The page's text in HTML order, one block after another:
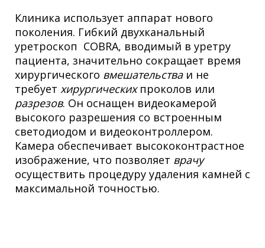
Клиника использует аппарат нового
поколения. Гибкий двухканальный
уретроскоп COBRA, вводимый в уретру
пациента, значительно сокращает время
хирургического вмешательстваи не
требует хирургических проколов или
разрезов. Он оснащен видеокамерой
высокого разрешения со встроенным
светодиодом и видеоконтроллером.
Камера обеспечивает высококонтрастное
изображение, что позволяет врачу
осуществить процедуру удаления камней с
максимальной точностью.